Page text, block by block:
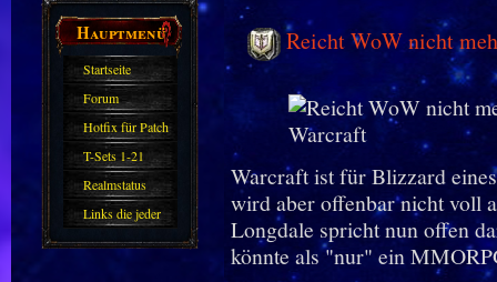
Hauptmenü
Startseite
Forum
Hotfix für Patch
11.X
T-Sets 1-21
Realmstatus
Links die jeder
kennen sollte?!
Reicht WoW nicht
Warcraft ist für Blizzard
wird aber offenbar nicht voll
Longdale spricht nun offen
könnte als "nur" ein